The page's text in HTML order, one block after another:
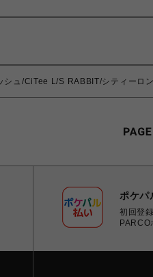
シュ/CiTee L/S RABBIT/シティーロ
ポケパ
初回登
PARCO